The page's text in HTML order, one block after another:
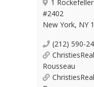
1
#2402
New York, NY
(212) 590-
Rousseau